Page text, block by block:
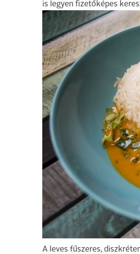
is legyen fizetőképes
A leves fűszeres,